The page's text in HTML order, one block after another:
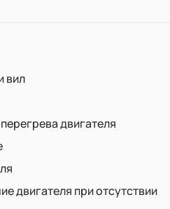
вил
двигателя
двигателя при отсутствии